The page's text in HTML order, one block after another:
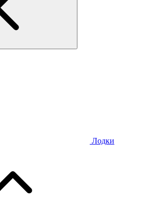
Лодки